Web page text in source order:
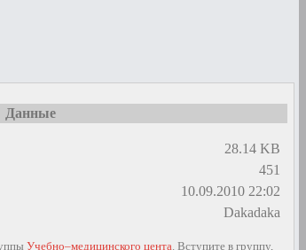
Данные
28.14 KB
451
10.09.2010 22:02
Dakadaka
Учебно–медицинского цента . Вступите в группу,